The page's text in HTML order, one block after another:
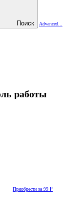
Поиск
Advanced...
работы
Приобрести за 99 ₽